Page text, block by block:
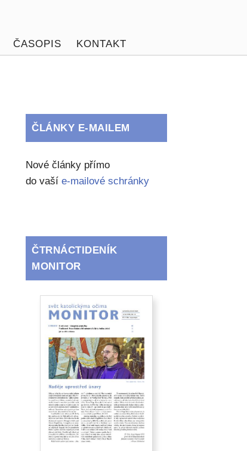
ČASOPIS KONTAKT
ČLÁNKY E-MAILEM
Nové články přímo
do vašíe-mailové schránky
ČTRNÁCTIDENÍK
MONITOR